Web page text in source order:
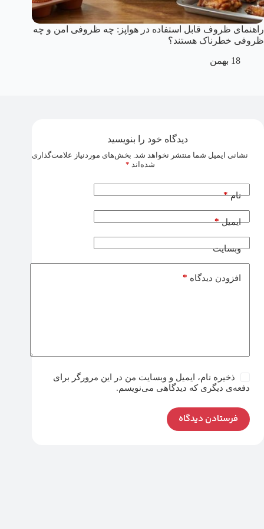
راهنمای ظروف قابل استفاده در هواپز: چه ظروفی امن و چه
ظروفی خطرناک هستند؟
18 بهمن
دیدگاه خود را بنویسید
نشانی ایمیل شما منتشر نخواهد شد. بخش‌های موردنیاز علامت‌گذاری
شده‌اند *
نام*
ایمیل*
وبسایت
افزودن دیدگاه *
ذخیره نام، ایمیل و وبسایت من در این مرورگر برای
دفعه‌ی دیگری که دیدگاهی می‌نویسم.
فرستادن دیدگاه